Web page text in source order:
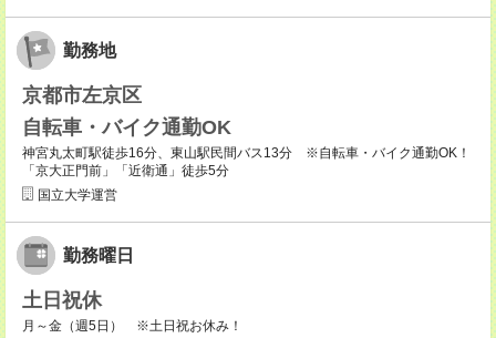
勤務地
京都市左京区
自転車・バイク通勤OK
神宮丸太町駅徒歩16分、東山駅民間バス13分 ※自転車・バイク通勤OK！
「京大正門前」「近衛通」徒歩5分
国立大学運営
勤務曜日
土日祝休
月～金（週5日） ※土日祝お休み！